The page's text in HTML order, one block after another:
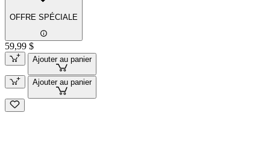
OFFRE SPÉCIALE
59,99 $
Ajouter au panier
Ajouter au panier